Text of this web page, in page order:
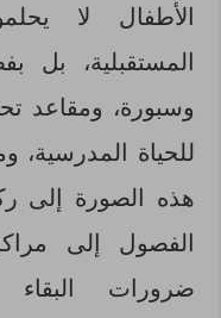
الأطفال لا
المستقبلية،
وسبورة، ومقاعد
للحياة
هذه الصورة إلى
الفصول إلى
ضرورات